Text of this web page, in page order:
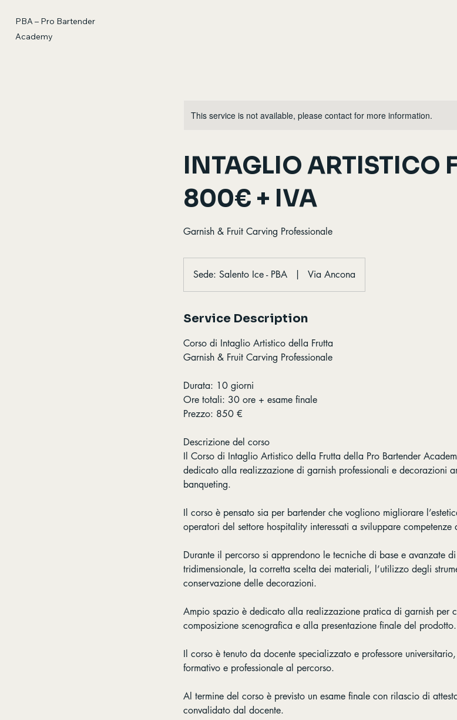
PBA – Pro Bartender
Academy
This service is not available, please contact for more information.
INTAGLIO ARTISTICO
800€ + IVA
Garnish & Fruit Carving Professionale
Sede: Salento Ice - PBA Via Ancona
Service Description
Corso di Intaglio Artistico della Frutta
Garnish & Fruit Carving Professionale
Durata: 10 giorni
Ore totali: 30 ore + esame finale
Prezzo: 850 €
Descrizione del corso
Il Corso di Intaglio Artistico della Frutta della Pro Bartender
dedicato alla realizzazione di garnish professionali e decorazioni
banqueting.
Il corso è pensato sia per bartender che vogliono migliorare
operatori del settore hospitality interessati a sviluppare
Durante il percorso si apprendono le tecniche di base e avanzate
tridimensionale, la corretta scelta dei materiali, l’utilizzo degli
conservazione delle decorazioni.
Ampio spazio è dedicato alla realizzazione pratica di garnish per
composizione scenografica e alla presentazione finale del prodotto.
Il corso è tenuto da docente specializzato e professore
formativo e professionale al percorso.
Al termine del corso è previsto un esame finale con rilascio di
convalidato dal docente.